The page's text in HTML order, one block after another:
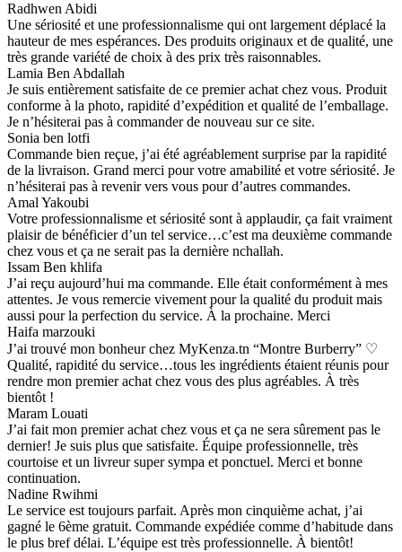
Radhwen Abidi
Une sériosité et une professionnalisme qui ont largement déplacé la
hauteur de mes espérances. Des produits originaux et de qualité, une
très grande variété de choix à des prix très raisonnables.
Lamia Ben Abdallah
Je suis entièrement satisfaite de ce premier achat chez vous. Produit
conforme à la photo, rapidité d’expédition et qualité de l’emballage.
Je n’hésiterai pas à commander de nouveau sur ce site.
Sonia ben lotfi
Commande bien reçue, j’ai été agréablement surprise par la rapidité
de la livraison. Grand merci pour votre amabilité et votre sériosité. Je
n’hésiterai pas à revenir vers vous pour d’autres commandes.
Amal Yakoubi
Votre professionnalisme et sériosité sont à applaudir, ça fait vraiment
plaisir de bénéficier d’un tel service…c’est ma deuxième commande
chez vous et ça ne serait pas la dernière nchallah.
Issam Ben khlifa
J’ai reçu aujourd’hui ma commande. Elle était conformément à mes
attentes. Je vous remercie vivement pour la qualité du produit mais
aussi pour la perfection du service. À la prochaine. Merci
Haifa marzouki
J’ai trouvé mon bonheur chez MyKenza.tn “Montre Burberry” ♡
Qualité, rapidité du service…tous les ingrédients étaient réunis pour
rendre mon premier achat chez vous des plus agréables. À très
bientôt !
Maram Louati
J’ai fait mon premier achat chez vous et ça ne sera sûrement pas le
dernier! Je suis plus que satisfaite. Équipe professionnelle, très
courtoise et un livreur super sympa et ponctuel. Merci et bonne
continuation.
Nadine Rwihmi
Le service est toujours parfait. Après mon cinquième achat, j’ai
gagné le 6ème gratuit. Commande expédiée comme d’habitude dans
le plus bref délai. L’équipe est très professionnelle. À bientôt!